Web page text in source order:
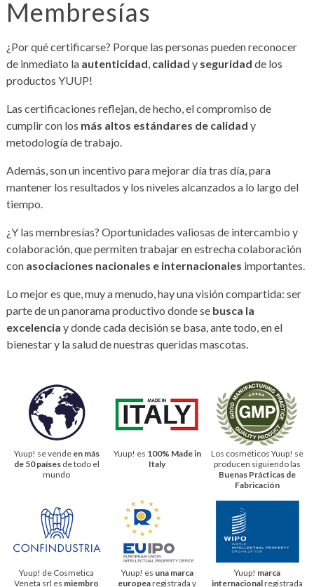
Membresías
¿Por qué certificarse? Porque las personas pueden reconocer
de inmediato la autenticidad calidad y seguridad de los
productos YUUP!
Las certificaciones reflejan, de hecho, el compromiso de
cumplir con los más altos estándares de calidad y
metodología de trabajo.
Además, son un incentivo para mejorar día tras día, para
mantener los resultados y los niveles alcanzados a lo largo del
tiempo.
¿Y las membresías? Oportunidades valiosas de intercambio y
colaboración, que permiten trabajar en estrecha colaboración
con asociaciones nacionales e internacionales importantes.
Lo mejor es que, muy a menudo, hay una visión compartida: ser
parte de un panorama productivo donde se busca la
excelencia y donde cada decisión se basa, ante todo, en el
bienestar y la salud de nuestras queridas mascotas.
Yuup! se vende en más
de 50 paísesde todo el
mundo
Yuup! es 100% Made in
Italy
Los cosméticos Yuup! se
producen siguiendo las
Buenas Prácticas de
Fabricación
Yuup! de Cosmetica
Veneta srl es miembro
Yuup! es una marca
europearegistrada y
Yuup! marca
internacionalregistrada